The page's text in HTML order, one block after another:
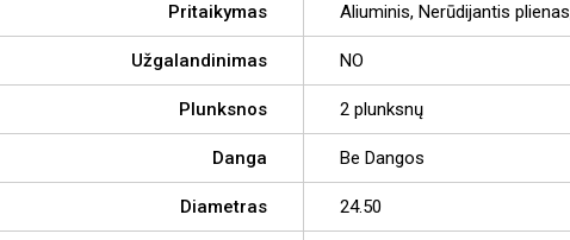
Pritaikymas Aliuminis, Nerūdijantis
Užgalandinimas NO
Plunksnos 2 plunksnų
Danga Be Dangos
Diametras 24.50